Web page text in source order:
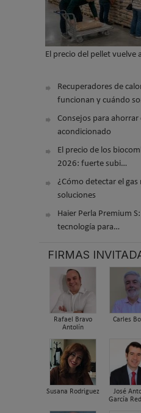
El precio del pellet vuelve
Recuperadores de
funcionan y cuándo
Consejos para ahorrar
acondicionado
El precio de los
2026: fuerte subi…
¿Cómo detectar el
soluciones
Haier Perla Premium
tecnología para…
FIRMAS
Rafael Bravo
Antolín
Carles
Susana Rodriguez
José
García